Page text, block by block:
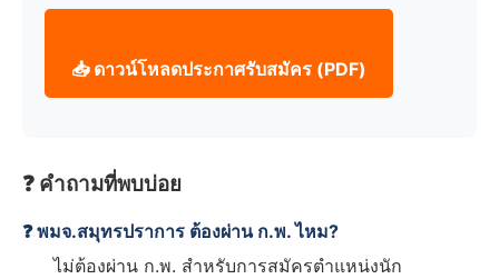
📥 ดาวน์โหลดประกาศรับสมัคร (PDF)
❓ คำถามที่พบบ่อย
❓ พมจ.สมุทรปราการ ต้องผ่าน ก.พ. ไหม?
ไม่ต้องผ่าน ก.พ. สำหรับการสมัครตำแหน่งนัก